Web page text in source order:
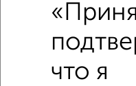
что я